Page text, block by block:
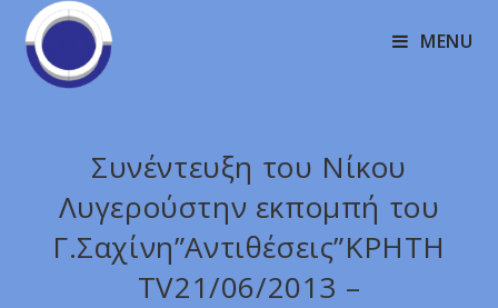
MENU
Συνέντευξη του Νίκου
Λυγερούστην εκπομπή του
Γ.Σαχίνη”Αντιθέσεις”ΚΡΗΤΗ
TV21/06/2013 –